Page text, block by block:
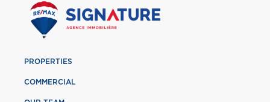
PROPERTIES
COMMERCIAL